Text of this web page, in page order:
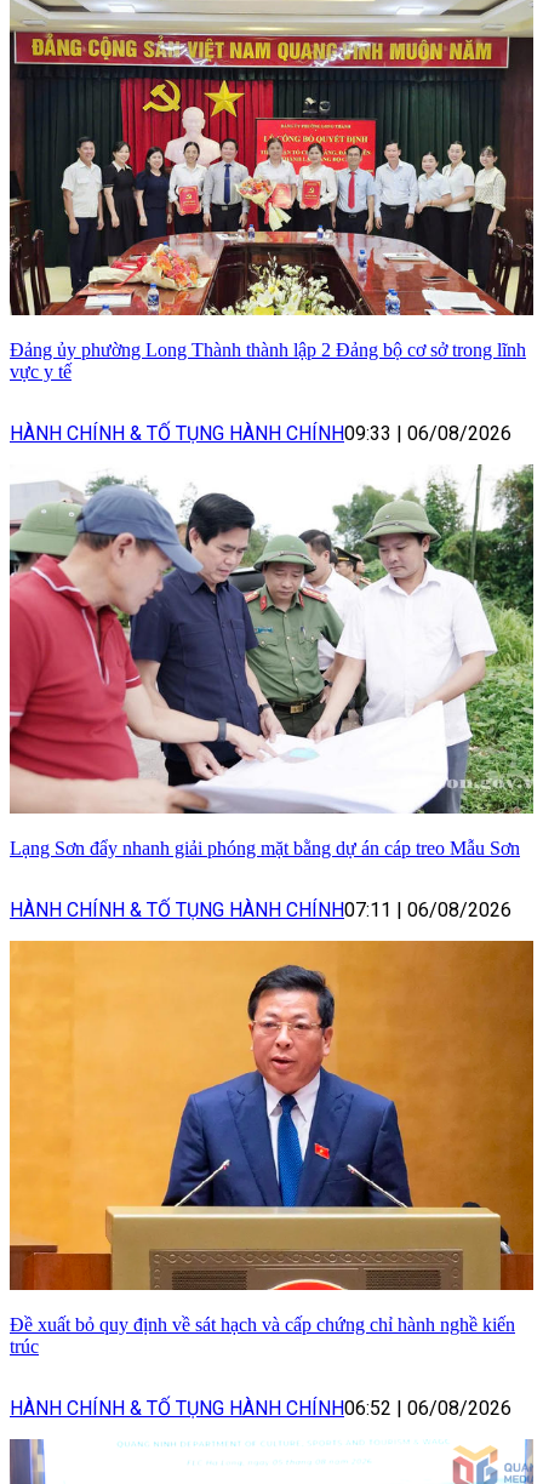
Đảng ủy phường Long Thành thành lập 2 Đảng bộ cơ sở trong lĩnh
vực y tế
HÀNH CHÍNH & TỐ TỤNG HÀNH CHÍNH09:33 06/08/2026
Lạng Sơn đẩy nhanh giải phóng mặt bằng dự án cáp treo Mẫu Sơn
HÀNH CHÍNH & TỐ TỤNG HÀNH CHÍNH07:11 06/08/2026
Đề xuất bỏ quy định về sát hạch và cấp chứng chỉ hành nghề kiến
trúc
HÀNH CHÍNH & TỐ TỤNG HÀNH CHÍNH06:52 | 06/08/2026